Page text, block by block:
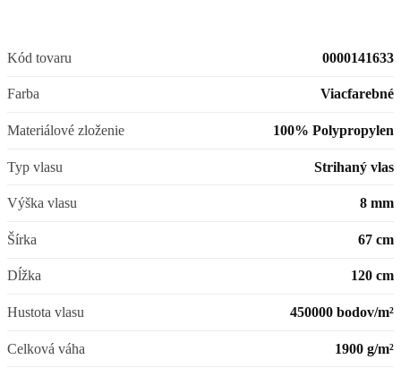
Kód tovaru 0000141633
Farba Viacfarebné
Materiálové zloženie 100% Polypropylen
Typ vlasu Strihaný vlas
Výška vlasu 8 mm
Šírka 67 cm
Dĺžka 120 cm
Hustota vlasu 450000 bodov/m²
Celková váha 1900 g/m²